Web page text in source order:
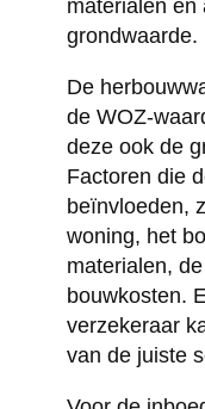
materialen en
grondwaarde.
De
de WOZ-
deze ook de
Factoren die
beïnvloeden,
woning, het
materialen,
bouwkosten.
verzekeraar
van de juiste